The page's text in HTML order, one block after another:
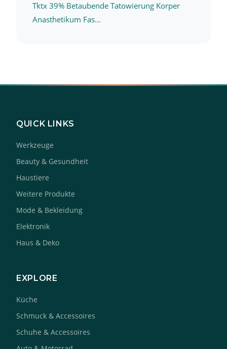
Tktx 39% Betaubende Tatowierung Korper
Anasthetikum Fas...
QUICK LINKS
Werkzeuge
Beauty & Gesundheit
Haustiere
Weitere Produkte
Mode & Bekleidung
Elektronik
Haus & Deko
EXPLORE
Küche
Schmuck & Accessoires
Schuhe & Accessoires